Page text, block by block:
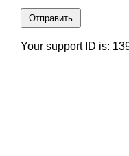
Отправить
Your support ID is: